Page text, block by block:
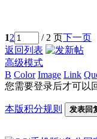
12 / 2 页下一页
返回列表
高级模式
B Color Image Link
您需要登录后才可以
本版积分规则 发表回